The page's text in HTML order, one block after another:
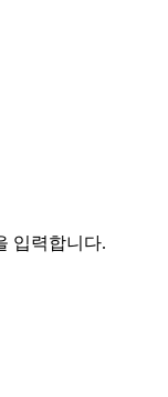
입력합니다.